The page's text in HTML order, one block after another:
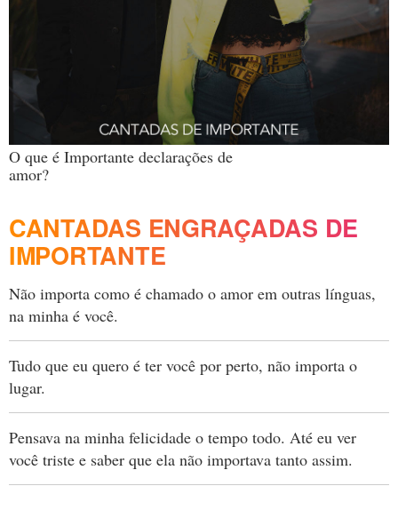
O que é Importante declarações de
amor?
CANTADAS ENGRAÇADAS DE
IMPORTANTE
Não importa como é chamado o amor em outras línguas,
na minha é você.
Tudo que eu quero é ter você por perto, não importa o
lugar.
Pensava na minha felicidade o tempo todo. Até eu ver
você triste e saber que ela não importava tanto assim.